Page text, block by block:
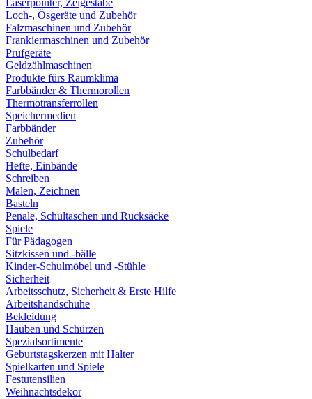
Laserpointer, Zeigestäbe
Loch-, Ösgeräte und Zubehör
Falzmaschinen und Zubehör
Frankiermaschinen und Zubehör
Prüfgeräte
Geldzählmaschinen
Produkte fürs Raumklima
Farbbänder & Thermorollen
Thermotransferrollen
Speichermedien
Farbbänder
Zubehör
Schulbedarf
Hefte, Einbände
Schreiben
Malen, Zeichnen
Basteln
Penale, Schultaschen und Rucksäcke
Spiele
Für Pädagogen
Sitzkissen und -bälle
Kinder-Schulmöbel und -Stühle
Sicherheit
Arbeitsschutz, Sicherheit & Erste Hilfe
Arbeitshandschuhe
Bekleidung
Hauben und Schürzen
Spezialsortimente
Geburtstagskerzen mit Halter
Spielkarten und Spiele
Festutensilien
Weihnachtsdekor